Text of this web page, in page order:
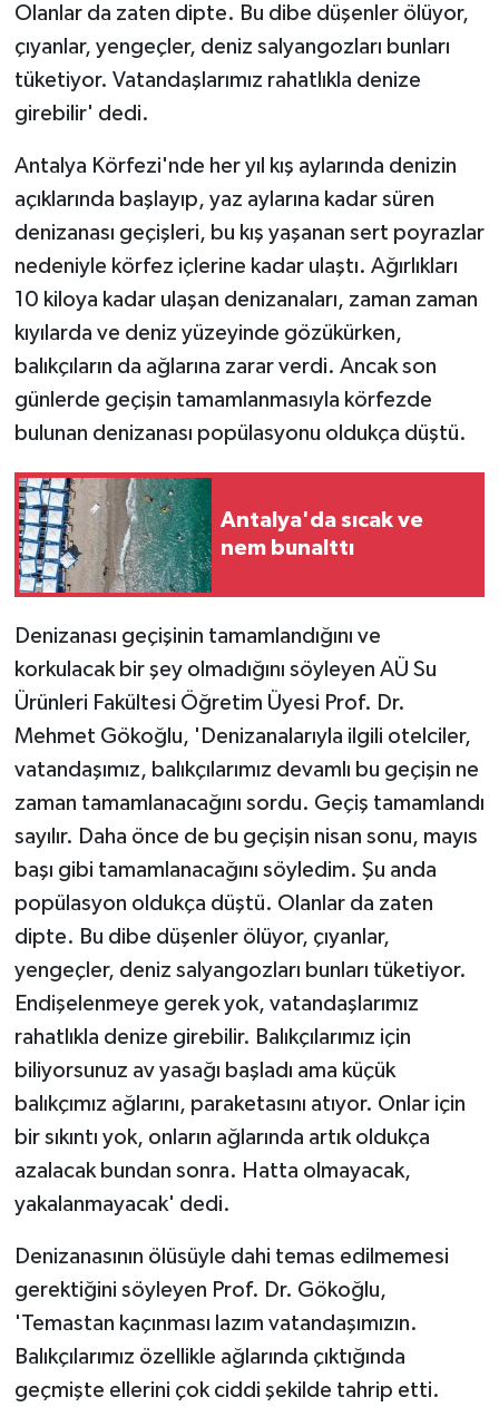
Olanlar da zaten dipte. Bu dibe düşenler ölüyor,
çıyanlar, yengeçler, deniz salyangozları bunları
tüketiyor. Vatandaşlarımız rahatlıkla denize
girebilir' dedi.
Antalya Körfezi'nde her yıl kış aylarında denizin
açıklarında başlayıp, yaz aylarına kadar süren
denizanası geçişleri, bu kış yaşanan sert poyrazlar
nedeniyle körfez içlerine kadar ulaştı. Ağırlıkları
10 kiloya kadar ulaşan denizanaları, zaman zaman
kıyılarda ve deniz yüzeyinde gözükürken,
balıkçıların da ağlarına zarar verdi. Ancak son
günlerde geçişin tamamlanmasıyla körfezde
bulunan denizanası popülasyonu oldukça düştü.
Antalya'da sıcak ve
nem bunalttı
Denizanası geçişinin tamamlandığını ve
korkulacak bir şey olmadığını söyleyen AÜ Su
Ürünleri Fakültesi Öğretim Üyesi Prof. Dr.
Mehmet Gökoğlu, 'Denizanalarıyla ilgili otelciler,
vatandaşımız, balıkçılarımız devamlı bu geçişin ne
zaman tamamlanacağını sordu. Geçiş tamamlandı
sayılır. Daha önce de bu geçişin nisan sonu, mayıs
başı gibi tamamlanacağını söyledim. Şu anda
popülasyon oldukça düştü. Olanlar da zaten
dipte. Bu dibe düşenler ölüyor, çıyanlar,
yengeçler, deniz salyangozları bunları tüketiyor.
Endişelenmeye gerek yok, vatandaşlarımız
rahatlıkla denize girebilir. Balıkçılarımız için
biliyorsunuz av yasağı başladı ama küçük
balıkçımız ağlarını, paraketasını atıyor. Onlar için
bir sıkıntı yok, onların ağlarında artık oldukça
azalacak bundan sonra. Hatta olmayacak,
yakalanmayacak' dedi.
Denizanasının ölüsüyle dahi temas edilmemesi
gerektiğini söyleyen Prof. Dr. Gökoğlu,
'Temastan kaçınması lazım vatandaşımızın.
Balıkçılarımız özellikle ağlarında çıktığında
geçmişte ellerini çok ciddi şekilde tahrip etti.